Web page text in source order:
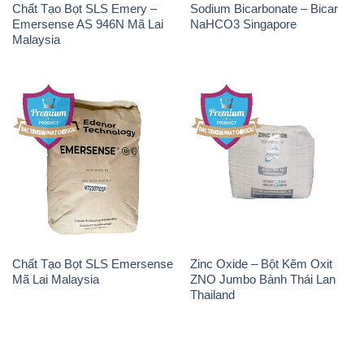
Chất Tạo Bọt SLS Emery –
Emersense AS 946N Mã Lai
Malaysia
Sodium Bicarbonate – Bicar
NaHCO3 Singapore
Chất Tạo Bọt SLS Emersense
Mã Lai Malaysia
Zinc Oxide – Bột Kẽm Oxit
ZNO Jumbo Bành Thái Lan
Thailand